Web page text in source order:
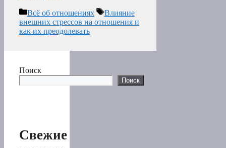
Рубрики
Всё об отношениях Метки
Влияние
внешних стрессов на отношения и
как их преодолевать
Поиск
Поиск
Свежие